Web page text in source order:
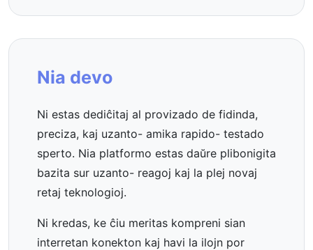
Nia devo
Ni estas dediĉitaj al provizado de fidinda,
preciza, kaj uzanto- amika rapido- testado
sperto. Nia platformo estas daŭre plibonigita
bazita sur uzanto- reagoj kaj la plej novaj
retaj teknologioj.
Ni kredas, ke ĉiu meritas kompreni sian
interretan konekton kaj havi la ilojn por